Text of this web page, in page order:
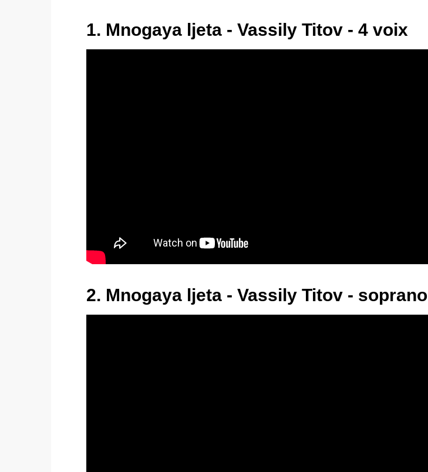
1. Mnogaya ljeta - Vassily Titov - 4 voix
2. Mnogaya ljeta - Vassily Titov - soprano